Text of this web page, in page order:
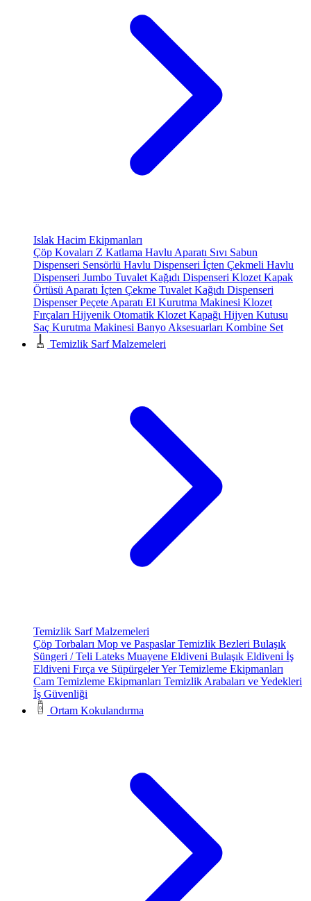
Islak Hacim Ekipmanları
Çöp Kovaları Z Katlama Havlu Aparatı Sıvı Sabun
Dispenseri Sensörlü Havlu Dispenseri İçten Çekmeli Havlu
Dispenseri Jumbo Tuvalet Kağıdı Dispenseri Klozet Kapak
Örtüsü Aparatı İçten Çekme Tuvalet Kağıdı Dispenseri
Dispenser Peçete Aparatı El Kurutma Makinesi Klozet
Fırçaları Hijyenik Otomatik Klozet Kapağı Hijyen Kutusu
Saç Kurutma Makinesi Banyo Aksesuarları Kombine Set
Temizlik Sarf Malzemeleri
Temizlik Sarf Malzemeleri
Çöp Torbaları Mop ve PaspaslarTemizlik Bezleri Bulaşık
Süngeri / Teli Lateks Muayene Eldiveni Bulaşık Eldiveni İş
Eldiveni Fırça ve SüpürgelerYer Temizleme Ekipmanları
Cam Temizleme Ekipmanları Temizlik Arabaları ve Yedekleri
İş Güvenliği
Ortam Kokulandırma